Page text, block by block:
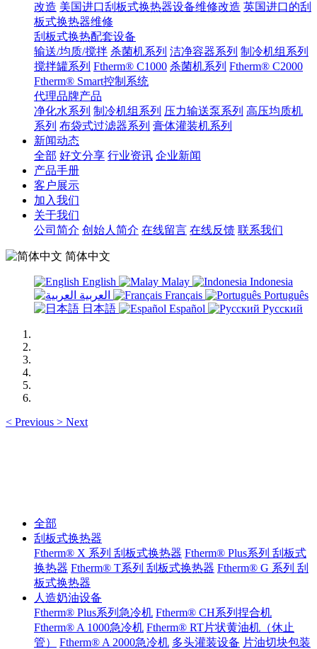
改造 美国进口刮板式换热器设备维修改造 英国进口的刮
板式换热器维修
刮板式换热配套设备
输送/均质/搅拌 杀菌机系列 洁净容器系列 制冷机组系列
搅拌罐系列 Ftherm® C1000 杀菌机系列 Ftherm® C2000
Ftherm® Smart控制系统
代理品牌产品
净化水系列 制冷机组系列 压力输送泵系列 高压均质机
系列 布袋式过滤器系列 膏体灌装机系列
新闻动态
全部 好文分享 行业资讯 企业新闻
产品手册
客户展示
加入我们
关于我们
公司简介 创始人简介 在线留言 在线反馈 联系我们
简体中文
English Malay
Indonesia
Français
Português
日本語
Español Русский
< Previous > Next
全部
刮板式换热器
Ftherm® X 系列 刮板式换热器 Ftherm® Plus系列 刮板式
换热器 Ftherm® T系列 刮板式换热器 Ftherm® G 系列 刮
板式换热器
人造奶油设备
Ftherm® Plus系列急冷机 Ftherm® CH系列捏合机
Ftherm® A 1000急冷机 Ftherm® RT片状黄油机（休止
管）
Ftherm® A 2000急冷机 多头灌装设备 片油切块包装